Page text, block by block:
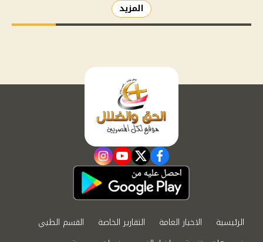
المزيد
facebook
twitter
youtube
instagram
الرئيسية الاخبار العامة التقارير الخاصة
القسم الطبي